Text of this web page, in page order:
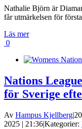
Nathalie Björn är
får utmärkelsen för
Läs mer
0
Nations
för Sverige
Av Hampus Kjellberg|
2025 | 21:36|Kategorier: